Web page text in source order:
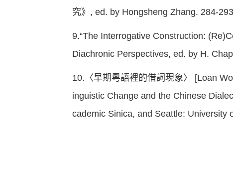
究》, ed. by Hongsheng Zhang. 284-
9.“The Interrogative Construction:
Diachronic Perspectives, ed. by H.
10.〈早期粵語裡的借詞現象〉 [Loan
inguistic Change and the Chinese
cademic Sinica, and Seattle: University